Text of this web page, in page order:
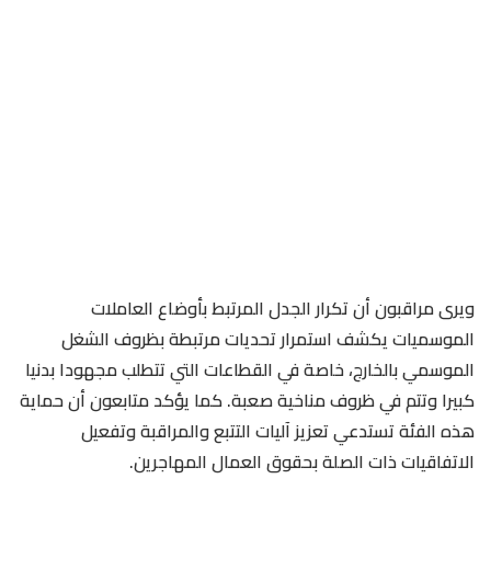
ويرى مراقبون أن تكرار الجدل المرتبط بأوضاع العاملات
الموسميات يكشف استمرار تحديات مرتبطة بظروف الشغل
الموسمي بالخارج، خاصة في القطاعات التي تتطلب مجهودا بدنيا
كبيرا وتتم في ظروف مناخية صعبة. كما يؤكد متابعون أن حماية
هذه الفئة تستدعي تعزيز آليات التتبع والمراقبة وتفعيل
الاتفاقيات ذات الصلة بحقوق العمال المهاجرين.